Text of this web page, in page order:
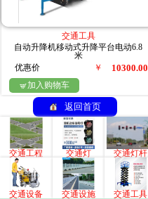
交通工具
自动升降机移动式升降平台电动6.8
米
优惠价
￥ 10300.00
加入购物车
返回首页
交通工程 交通灯 交通灯杆
交通设备 交通设施 交通工具